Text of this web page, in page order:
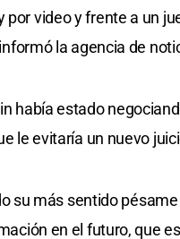
video y frente a un
la agencia de
había estado
le evitaría un nuevo
su más sentido
en el futuro, que